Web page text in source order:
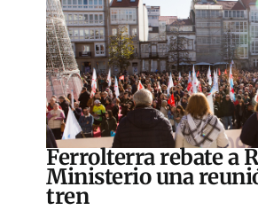
Ferrolterra rebate a
Ministerio una
tren